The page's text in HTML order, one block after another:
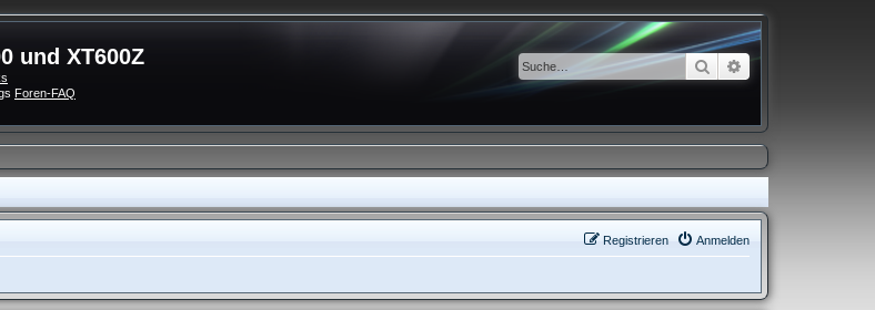
und XT600Z
Foren-FAQ
Suche Erweiterte Suche
Anmelden
Registrieren